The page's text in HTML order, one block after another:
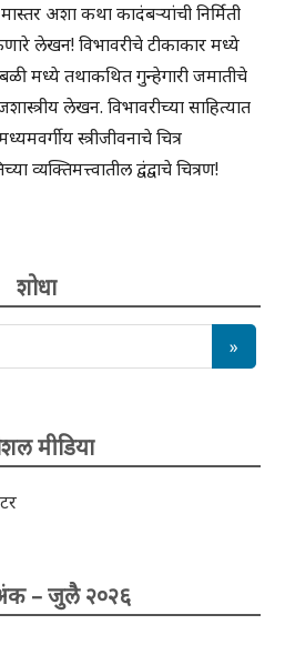
अशा कथा कादंबऱ्यांची निर्मिती
लेखन! विभावरीचे टीकाकार मध्ये
बळी मध्ये तथाकथित गुन्हेगारी जमातीचे
लेखन. विभावरीच्या साहित्यात
स्त्रीजीवनाचे चित्र
व्यक्तिमत्त्वातील द्वंद्वाचे चित्रण!
शोधा
मीडिया
– जुलै २०२६